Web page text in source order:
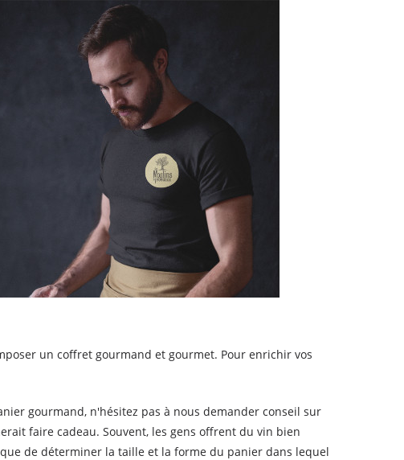
un coffret gourmand et gourmet. Pour enrichir vos
gourmand, n'hésitez pas à nous demander conseil sur
faire cadeau. Souvent, les gens offrent du vin bien
de déterminer la taille et la forme du panier dans lequel